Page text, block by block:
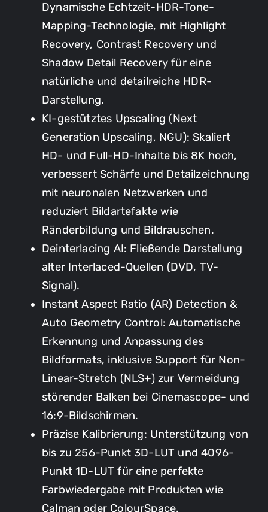
Dynamische Echtzeit-HDR-Tone-
Mapping-Technologie, mit Highlight
Recovery, Contrast Recovery und
Shadow Detail Recovery für eine
natürliche und detailreiche HDR-
Darstellung.
KI-gestütztes Upscaling (Next
Generation Upscaling, NGU): Skaliert
HD- und Full-HD-Inhalte bis 8K hoch,
verbessert Schärfe und Detailzeichnung
mit neuronalen Netzwerken und
reduziert Bildartefakte wie
Ränderbildung und Bildrauschen.
Deinterlacing AI: Fließende Darstellung
alter Interlaced-Quellen (DVD, TV-
Signal).
Instant Aspect Ratio (AR) Detection &
Auto Geometry Control: Automatische
Erkennung und Anpassung des
Bildformats, inklusive Support für Non-
Linear-Stretch (NLS+) zur Vermeidung
störender Balken bei Cinemascope- und
16:9-Bildschirmen.
Präzise Kalibrierung: Unterstützung von
bis zu 256-Punkt 3D-LUT und 4096-
Punkt 1D-LUT für eine perfekte
Farbwiedergabe mit Produkten wie
Calman oder ColourSpace.